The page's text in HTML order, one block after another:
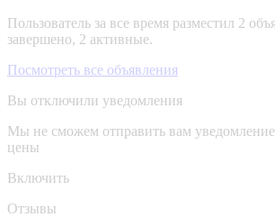
Пользователь за все время разместил 2
завершено, 2 активные.
Посмотреть все объявления
Вы отключили уведомления
Мы не сможем отправить вам
цены
Включить
Отзывы